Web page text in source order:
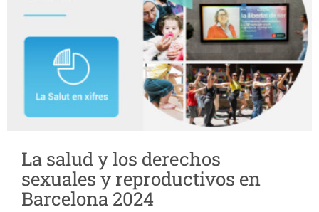
La salud y los derechos
sexuales y reproductivos en
Barcelona 2024